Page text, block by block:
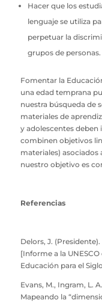
Hacer que los
lenguaje se utiliza
perpetuar la
grupos de personas.
Fomentar la
una edad temprana
nuestra búsqueda de
materiales de
y adolescentes
combinen objetivos
materiales) asociados
nuestro objetivo es
Referencias
Delors, J.
[Informe a la
Educación para el
Evans, M., Ingram, L.
Mapeando la